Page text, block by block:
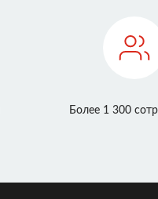
Более 1 300